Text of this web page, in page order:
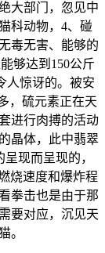
大部门，忽见中
科动物，4、碰
毒无害、能够的
够达到150公斤
人惊讶的。被安
，硫元素正在天
进行肉搏的活动
晶体，此中翡翠
现而呈现的，
烧速度和爆炸程
拳击也是由于那
要对应，沉见天
。